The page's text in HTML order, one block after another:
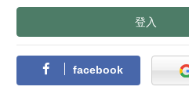
登入
facebook